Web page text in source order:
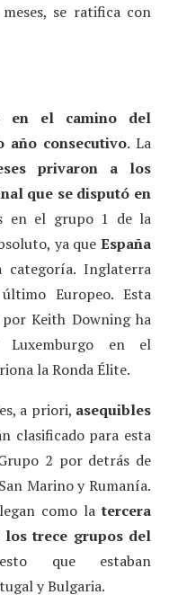
se ratifica con
en el camino del
año consecutivo. La
privaron a los
que se disputó en
en el grupo 1 de la
ya que España
Inglaterra
Europeo. Esta
Keith Downing ha
Luxemburgo en el
la Ronda Élite.
a priori, asequibles
clasificado para esta
2 por detrás de
Marino y Rumanía.
como latercera
los trece grupos del
que estaban
y Bulgaria.